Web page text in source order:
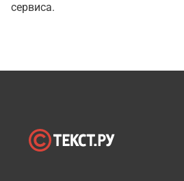
сервиса.